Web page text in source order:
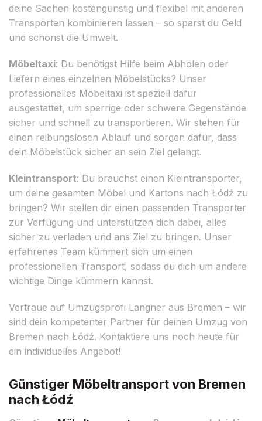
deine Sachen kostengünstig und flexibel mit anderen
Transporten kombinieren lassen – so sparst du Geld
und schonst die Umwelt.
Möbeltaxi: Du benötigst Hilfe beim Abholen oder
Liefern eines einzelnen Möbelstücks? Unser
professionelles Möbeltaxi ist speziell dafür
ausgestattet, um sperrige oder schwere Gegenstände
sicher und schnell zu transportieren. Wir stehen für
einen reibungslosen Ablauf und sorgen dafür, dass
dein Möbelstück sicher an sein Ziel gelangt.
Kleintransport: Du brauchst einen Kleintransporter,
um deine gesamten Möbel und Kartons nach Łódź zu
bringen? Wir stellen dir einen passenden Transporter
zur Verfügung und unterstützen dich dabei, alles
sicher zu verladen und ans Ziel zu bringen. Unser
erfahrenes Team kümmert sich um einen
professionellen Transport, sodass du dich um andere
wichtige Dinge kümmern kannst.
Vertraue auf Umzugsprofi Langner aus Bremen – wir
sind dein kompetenter Partner für deinen Umzug von
Bremen nach Łódź. Kontaktiere uns noch heute für
ein individuelles Angebot!
Günstiger Möbeltransport von Bremen
nach Łódź